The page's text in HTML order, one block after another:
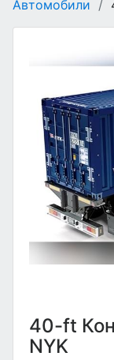
Автомобили /
40-ft
NYK